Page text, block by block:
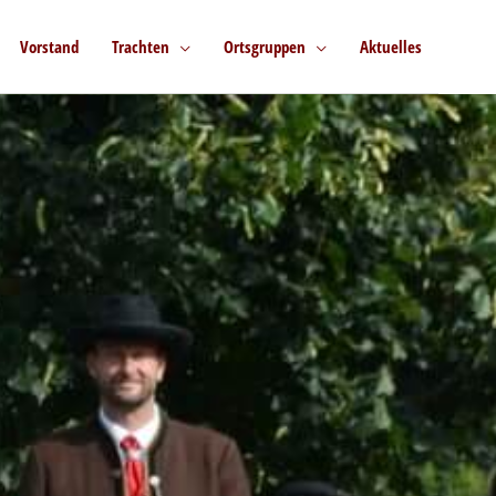
Vorstand Trachten Ortsgruppen Aktuelles